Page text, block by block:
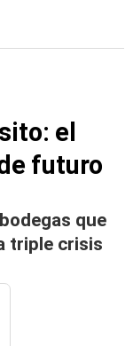
el
futuro
que
triple crisis